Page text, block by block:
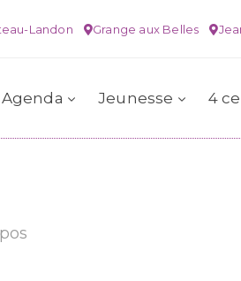
Landon Grange aux Belles
Agenda Jeunesse 4